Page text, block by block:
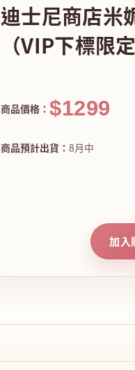
迪士尼商店米
（VIP下標限
商品價格： $1299
商品預計出貨： 8月中
加入